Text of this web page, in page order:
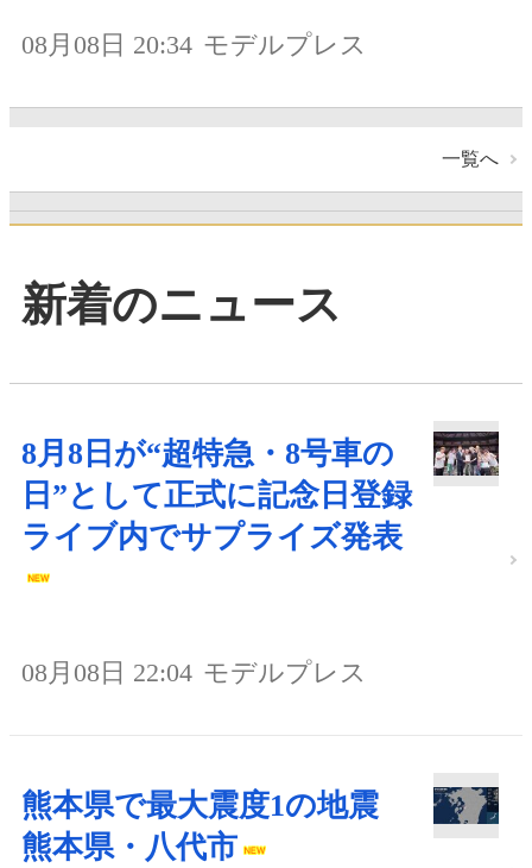
08月08日 20:34 モデルプレス
一覧へ
新着のニュース
8月8日が“超特急・8号車の
日”として正式に記念日登録
ライブ内でサプライズ発表
08月08日 22:04 モデルプレス
熊本県で最大震度1の地震
熊本県・八代市